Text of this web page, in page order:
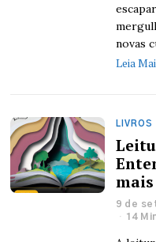
novas
Leia
9 de
14